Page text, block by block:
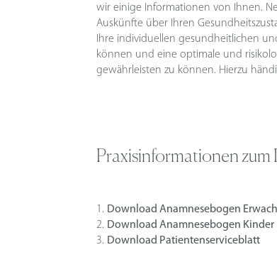
wir einige Informationen von Ihnen.
Auskünfte über Ihren
Ihre individuellen gesundheitlichen
können und eine optimale und
gewährleisten zu können. Hierzu
Neben dem Anamnesebogen
zum Download, die eventuelle
den Besuch in unserer
Praxisinformationen zum
1. Download Anamnesebogen
2. Download Anamnesebogen Kinder
3. Download Patientenserviceblatt